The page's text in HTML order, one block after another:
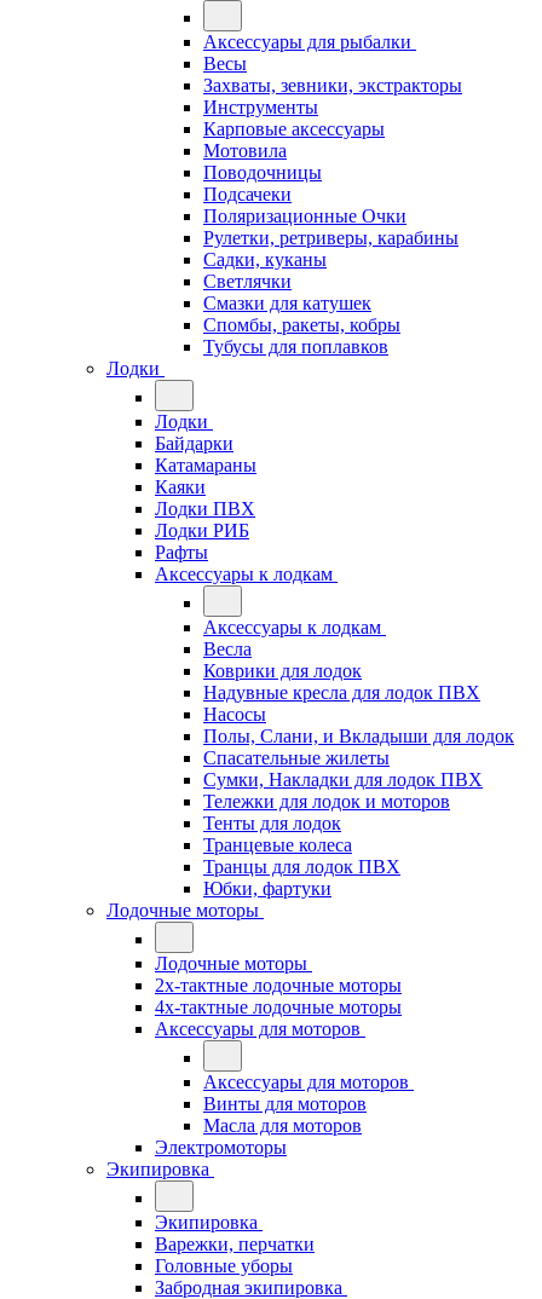
Аксессуары для рыбалки
Весы
Захваты, зевники, экстракторы
Инструменты
Карповые аксессуары
Мотовила
Поводочницы
Подсачеки
Поляризационные Очки
Рулетки, ретриверы, карабины
Садки, куканы
Светлячки
Смазки для катушек
Спомбы, ракеты, кобры
Тубусы для поплавков
Лодки
Лодки
Байдарки
Катамараны
Каяки
Лодки ПВХ
Лодки РИБ
Рафты
Аксессуары к лодкам
Аксессуары к лодкам
Весла
Коврики для лодок
Надувные кресла для лодок ПВХ
Насосы
Полы, Слани, и Вкладыши для лодок
Спасательные жилеты
Сумки, Накладки для лодок ПВХ
Тележки для лодок и моторов
Тенты для лодок
Транцевые колеса
Транцы для лодок ПВХ
Юбки, фартуки
Лодочные моторы
Лодочные моторы
2х-тактные лодочные моторы
4х-тактные лодочные моторы
Аксессуары для моторов
Аксессуары для моторов
Винты для моторов
Масла для моторов
Электромоторы
Экипировка
Экипировка
Варежки, перчатки
Головные уборы
Забродная экипировка